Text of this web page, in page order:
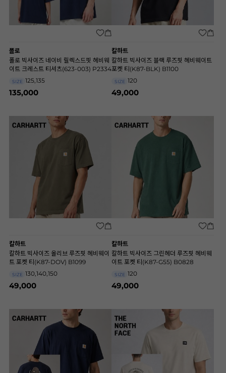
폴로
폴로 빅사이즈 네이비 릴렉스드핏 헤비웨
이트 크레스트 티셔츠(623-003) P2334
SIZE 125,135
135,000
칼하트
칼하트 빅사이즈 블랙 루즈핏 헤비웨이트
포켓 티(K87-BLK) B1100
SIZE 120
49,000
칼하트
칼하트 빅사이즈 올리브 루즈핏 헤비웨이
트 포켓 티(K87-DOV) B1099
SIZE 130,140,150
49,000
칼하트
칼하트 빅사이즈 그린헤더 루즈핏 헤비웨
이트 포켓 티(K87-G55) B0828
SIZE 120
49,000